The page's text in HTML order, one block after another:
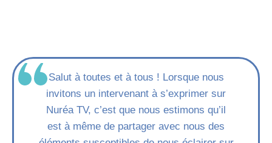
Salut à toutes et à tous ! Lorsque nous
invitons un intervenant à s’exprimer sur
Nuréa TV, c’est que nous estimons qu’il
est à même de partager avec nous des